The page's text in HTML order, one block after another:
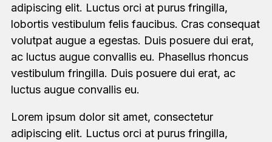
adipiscing elit. Luctus orci at purus fringilla,
lobortis vestibulum felis faucibus. Cras consequat
volutpat augue a egestas. Duis posuere dui erat,
ac luctus augue convallis eu. Phasellus rhoncus
vestibulum fringilla. Duis posuere dui erat, ac
luctus augue convallis eu.
Lorem ipsum dolor sit amet, consectetur
adipiscing elit. Luctus orci at purus fringilla,